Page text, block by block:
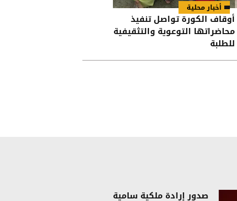
أخبار محلية
أوقاف الكورة تواصل تنفيذ
محاضراتها التوعوية والتثقيفية
للطلبة
صدور إرادة ملكية سامية